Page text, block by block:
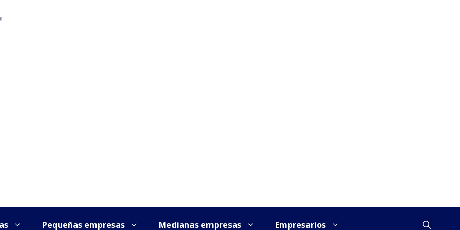
Pequeñas empresas Medianas empresas Empresarios